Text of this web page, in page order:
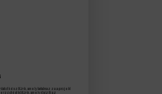
készítünk, amely tartalmazza a projekt
kötünk, amely rögzíti az